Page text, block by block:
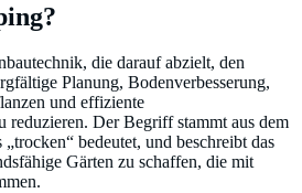
die darauf abzielt, den
Planung, Bodenverbesserung,
und effiziente
reduzieren. Der Begriff stammt aus dem
bedeutet, und beschreibt das
Gärten zu schaffen, die mit